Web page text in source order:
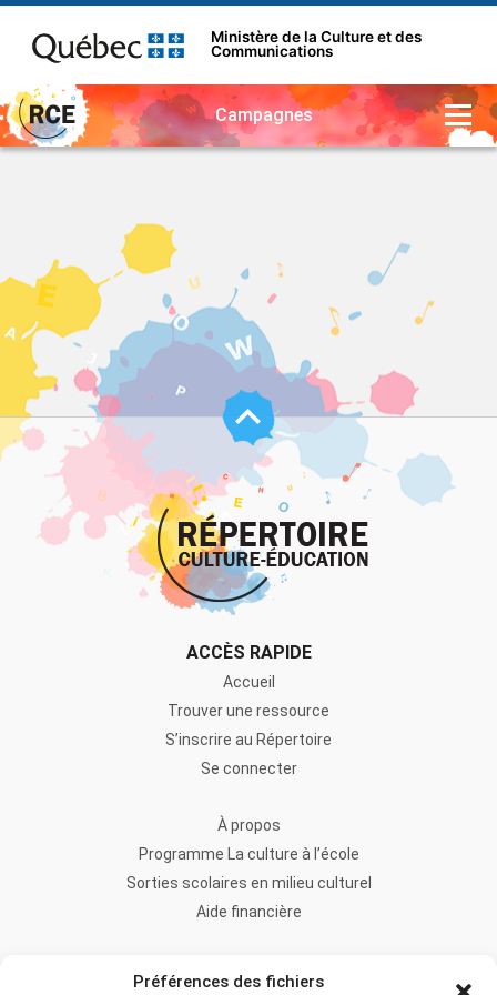
Préférences des fichiers
Ministère de la Culture et des
Communications
Campagnes
de
page
ACCÈS RAPIDE
Accueil
Trouver une ressource
S’inscrire au Répertoire
Se connecter
À propos
Programme La culture à l’école
Sorties scolaires en milieu culturel
Aide financière